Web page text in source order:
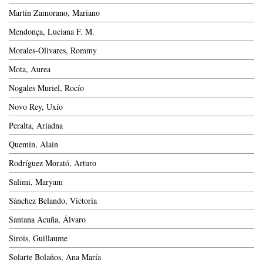
Martín Zamorano, Mariano
Mendonça, Luciana F. M.
Morales-Olivares, Rommy
Mota, Aurea
Nogales Muriel, Rocío
Novo Rey, Uxío
Peralta, Ariadna
Quemin, Alain
Rodríguez Morató, Arturo
Salimi, Maryam
Sánchez Belando, Victoria
Santana Acuña, Álvaro
Sirois, Guillaume
Solarte Bolaños, Ana María